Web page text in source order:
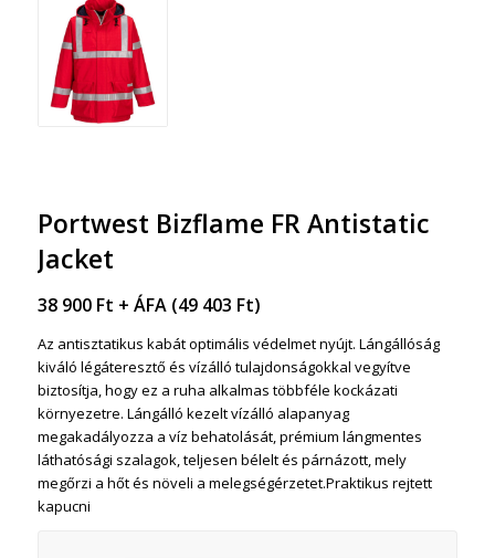
Portwest Bizflame FR Antistatic
Jacket
38 900 Ft + ÁFA (49 403 Ft)
Az antisztatikus kabát optimális védelmet nyújt. Lángállóság
kiváló légáteresztő és vízálló tulajdonságokkal vegyítve
biztosítja, hogy ez a ruha alkalmas többféle kockázati
környezetre. Lángálló kezelt vízálló alapanyag
megakadályozza a víz behatolását, prémium lángmentes
láthatósági szalagok, teljesen bélelt és párnázott, mely
megőrzi a hőt és növeli a melegségérzetet.Praktikus rejtett
kapucni